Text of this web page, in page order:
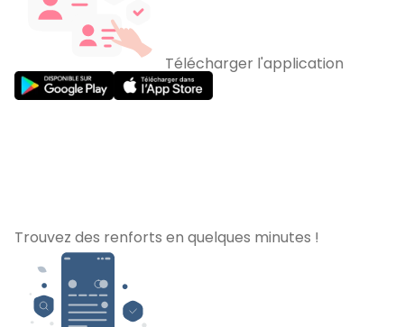
Télécharger l'application
Trouvez des renforts en quelques minutes !